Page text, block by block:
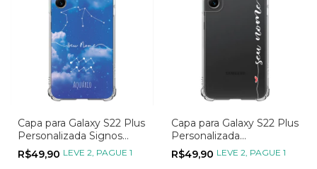
Capa para Galaxy S22 Plus
Personalizada Signos
Constelação de Aquário
R$49,90 LEVE 2, PAGUE 1
Capa para Galaxy S22 Plus
Personalizada
Minimalistas Nome
Lateral com Corações
R$49,90 LEVE 2, PAGUE 1